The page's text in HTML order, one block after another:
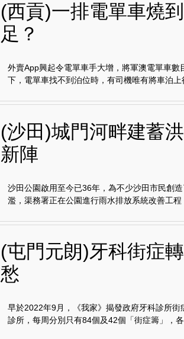
(西貢)一排電單車燒
足？
外賣App興起令電單車手大增，將軍澳電單車
下，電單車找不到泊位時，有司機唯有將車泊
(沙田)城門河畔建蓄
新陣
沙田公園啟用至今已36年，為不少沙田市民創
濫，渠務署正在公園進行雨水排放系統改善工
(屯門元朗)牙科街症
愁
早於2022年9月，《我家》揭發政府牙科診所
診所，每周分別只有84個及42個「街症籌」，